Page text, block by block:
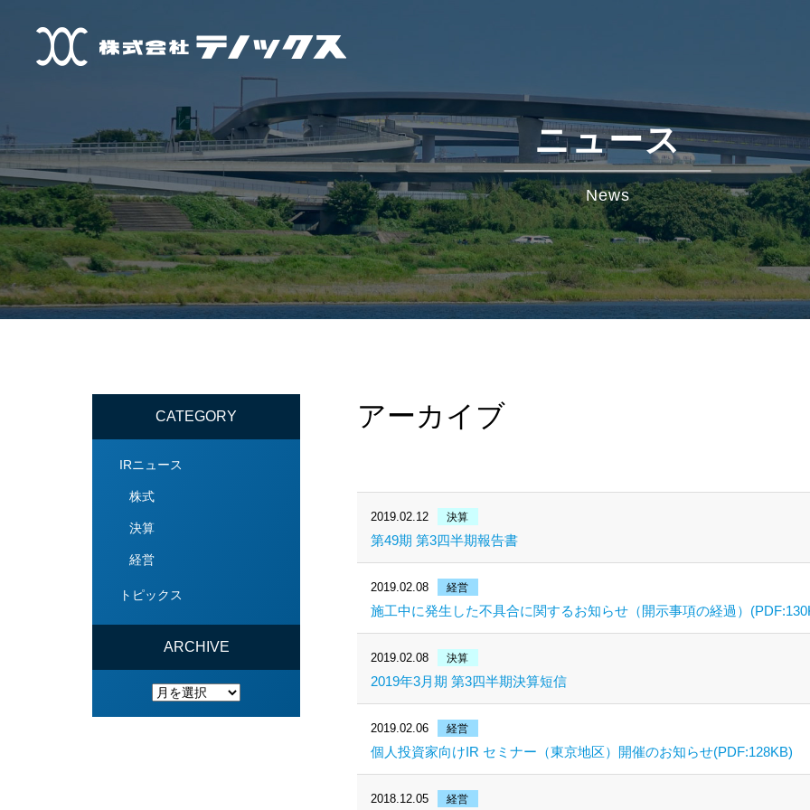
ニュース
News
CATEGORY
IRニュース
株式
決算
経営
トピックス
ARCHIVE
ARCHIVE
アーカイブ
2019.02.12 決算
第49期 第3四半期報告書
2019.02.08 経営
施工中に発生した不具合に関するお知らせ（開示事項の経過）
2019.02.08 決算
2019年3月期 第3四半期決算短信
2019.02.06 経営
個人投資家向けIR セミナー（東京地区）開催のお知らせ(PDF:128KB)
2018.12.05 経営